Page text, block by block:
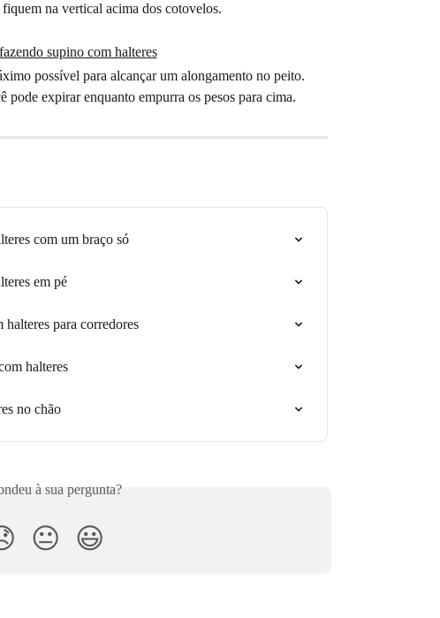
na vertical acima dos cotovelos.
possível para alcançar um alongamento no peito.
expirar enquanto empurra os pesos para cima.
com um braço só
em pé
para corredores
halteres
no chão
à sua pergunta?
😐 😃